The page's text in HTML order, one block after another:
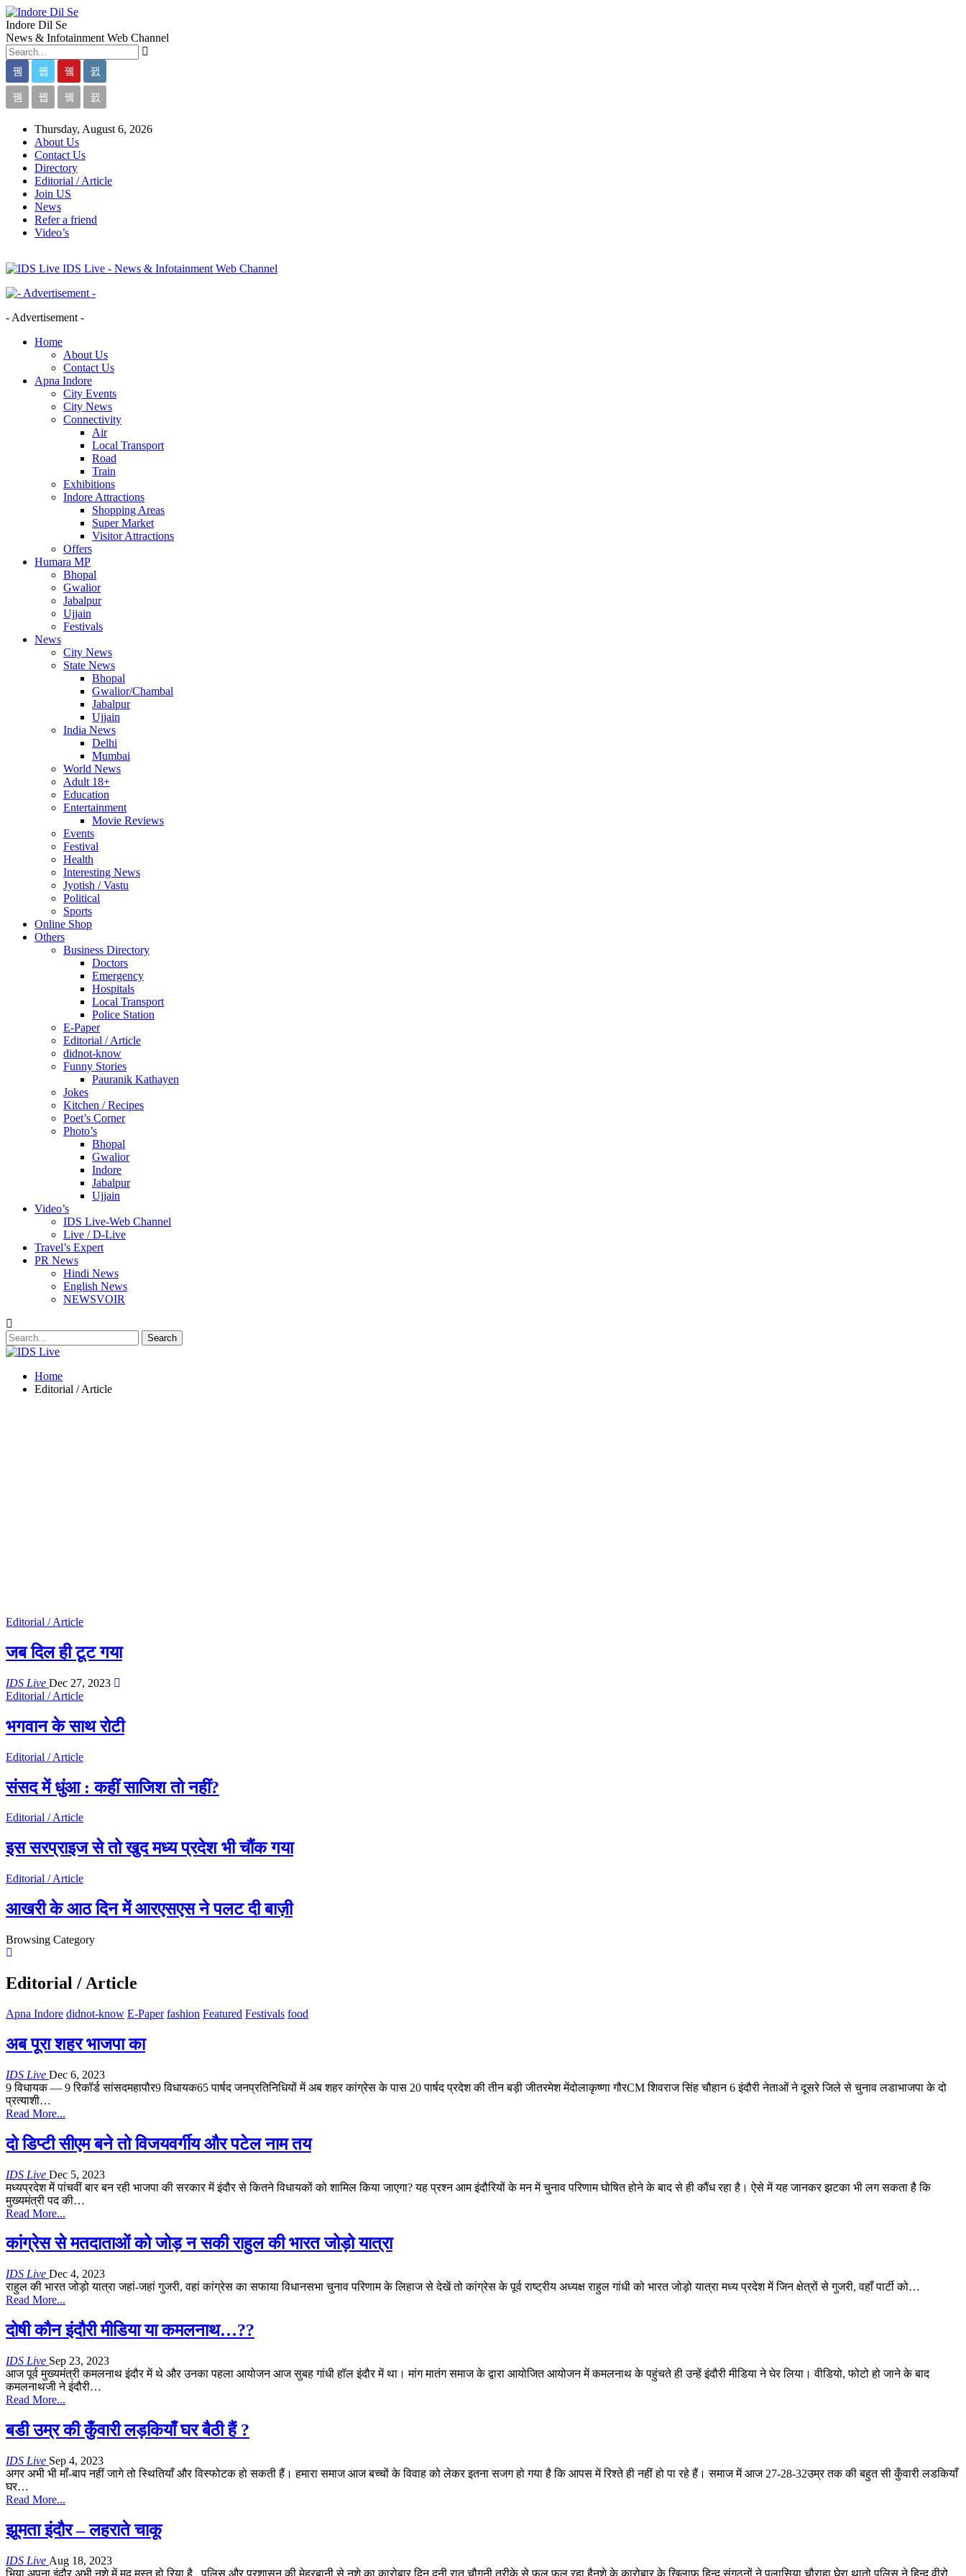
Indore Dil Se
News & Infotainment Web Channel
Thursday, August 6, 2026
About Us
Contact Us
Directory
Editorial / Article
Join US
News
Refer a friend
Video’s
IDS Live - News & Infotainment Web Channel
- Advertisement -
Home
About Us
Contact Us
Apna Indore
City Events
City News
Connectivity
Air
Local Transport
Road
Train
Exhibitions
Indore Attractions
Shopping Areas
Super Market
Visitor Attractions
Offers
Humara MP
Bhopal
Gwalior
Jabalpur
Ujjain
Festivals
News
City News
State News
Bhopal
Gwalior/Chambal
Jabalpur
Ujjain
India News
Delhi
Mumbai
World News
Adult 18+
Education
Entertainment
Movie Reviews
Events
Festival
Health
Interesting News
Jyotish / Vastu
Political
Sports
Online Shop
Others
Business Directory
Doctors
Emergency
Hospitals
Local Transport
Police Station
E-Paper
Editorial / Article
didnot-know
Funny Stories
Pauranik Kathayen
Jokes
Kitchen / Recipes
Poet’s Corner
Photo’s
Bhopal
Gwalior
Indore
Jabalpur
Ujjain
Video’s
IDS Live-Web Channel
Live / D-Live
Travel’s Expert
PR News
Hindi News
English News
NEWSVOIR
Home
Editorial / Article
Editorial / Article
जब दिल ही टूट गया
IDS Live Dec 27, 2023
Editorial / Article
भगवान के साथ रोटी
Editorial / Article
संसद में धुंआ : कहीं साजिश तो नहीं?
Editorial / Article
इस सरप्राइज से तो खुद मध्य प्रदेश भी चौंक गया
Editorial / Article
आखरी के आठ दिन में आरएसएस ने पलट दी बाज़ी
Browsing Category
Editorial / Article
Apna Indore didnot-know E-Paper fashion Featured Festivals food
अब पूरा शहर भाजपा का
IDS Live Dec 6, 2023
9 विधायक — 9 रिकॉर्डसांसदमहापौर9 विधायक65 पार्षद जनप्रतिनिधियों में अब शहर कांग्रेस के पास 20 पार्षदप्रदेश की तीन बड़ी जीतरमेश मेंदोलाकृष्णा गौरCM शिवराज सिंह चौहान6 इंदौरी नेताओं ने दूसरे जिले से चुनाव लडाभाजपा के दो
प्रत्याशी…
Read More...
दो डिप्टी सीएम बने तो विजयवर्गीय और पटेल नाम तय
IDS Live Dec 5, 2023
मध्यप्रदेश में पांचवीं बार बन रही भाजपा की सरकार में इंदौर से कितने विधायकों को शामिल किया जाएगा? यह प्रश्न आम इंदौरियों के मन में चुनाव परिणाम घोषित होने के बाद से ही कौंध रहा है। ऐसे में यह जानकर झटका भी लग सकता है कि
मुख्यमंत्री पद की…
Read More...
कांग्रेस से मतदाताओं को जोड़ न सकी राहुल की भारत जोड़ो यात्रा
IDS Live Dec 4, 2023
राहुल की भारत जोड़ो यात्रा जहां-जहां गुजरी, वहां कांग्रेस का सफायाविधानसभा चुनाव परिणाम के लिहाज से देखें तो कांग्रेस के पूर्व राष्ट्रीय अध्यक्ष राहुल गांधी को भारत जोड़ो यात्रा मध्य प्रदेश में जिन क्षेत्रों से गुजरी, वहाँ पार्टी को…
Read More...
दोषी कौन इंदौरी मीडिया या कमलनाथ…??
IDS Live Sep 23, 2023
आज पूर्व मुख्यमंत्री कमलनाथ इंदौर में थे और उनका पहला आयोजन आज सुबह गांधी हॉल इंदौर में था। मांग मातंग समाज के द्वारा आयोजित आयोजन में कमलनाथ के पहुंचते ही उन्हें इंदौरी मीडिया ने घेर लिया। वीडियो, फोटो हो जाने के बाद
कमलनाथजी ने इंदौरी…
Read More...
बडी उम्र की कुँवारी लड़कियाँ घर बैठी हैं ?
IDS Live Sep 4, 2023
अगर अभी भी माँ-बाप नहीं जागे तो स्थितियाँ और विस्फोटक हो सकती हैं।हमारा समाज आज बच्चों के विवाह को लेकर इतना सजग हो गया है कि आपस में रिश्ते ही नहीं हो पा रहे हैं।समाज में आज 27-28-32उम्र तक की बहुत सी कुँवारी लडकियाँ
घर…
Read More...
झूमता इंदौर – लहराते चाकू
IDS Live Aug 18, 2023
भिया अपना इंदौर अभी नशे में मद मस्त हो रिया है...पुलिस और प्रशासन की मेहरबानी से नशे का कारोबार दिन दूनी रात चौगुनी तरीके से फल फूल रहा हैनशे के कारोबार के खिलाफ हिन्दू संगठनों ने पलासिया चौराहा घेरा थातो पुलिस ने हिन्दू वीरो